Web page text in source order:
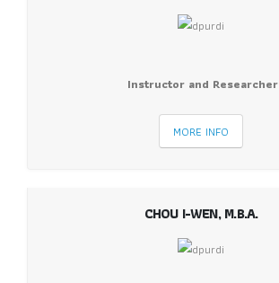
Instructor and Researcher
MORE INFO
CHOU I-WEN, M.B.A.